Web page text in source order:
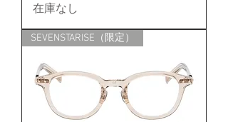
在庫なし
SEVENSTARISE（限定）